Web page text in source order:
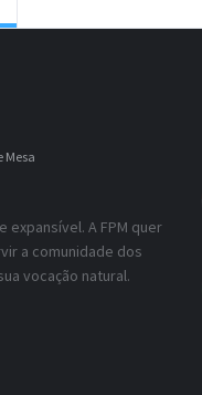
Mesa
A FPM quer
a comunidade dos
vocação natural.